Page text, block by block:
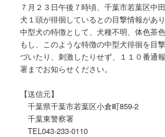
７月２３日午後７時頃、千葉市若葉区中
犬１頭が徘徊しているとの目撃情報があり
中型犬の特徴として、犬種不明、体色茶色
もし、このような特徴の中型犬徘徊を目
づいたり、刺激したりせず、１１０番通
署までお知らせください。
【送信元】
千葉県千葉市若葉区小倉町859‐2
千葉東警察署
TEL043-233-0110